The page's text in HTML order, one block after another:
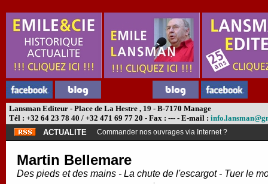
Lansman Editeur - Place de La Hestre , 19 - B-7170 Manage
Tél : +32 64 23 78 40 / +32 471 69 77 20 - Fax : --- - E-mail :
ACTUALITE
Commander nos ouvrages via Internet ?
Martin Bellemare
Des pieds et des mains - La chute de l'escargot - Tuer le